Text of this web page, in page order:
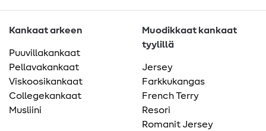
Kankaat arkeen
Puuvillakankaat
Pellavakankaat
Viskoosikankaat
Collegekankaat
Musliini
Muodikkaat kankaat
tyylillä
Jersey
Farkkukangas
French Terry
Resori
Romanit Jersey